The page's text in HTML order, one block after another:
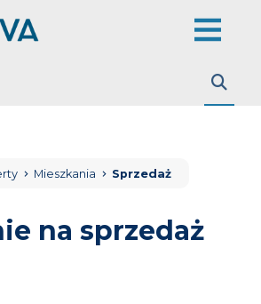
Mieszkania Sprzedaż
na sprzedaż